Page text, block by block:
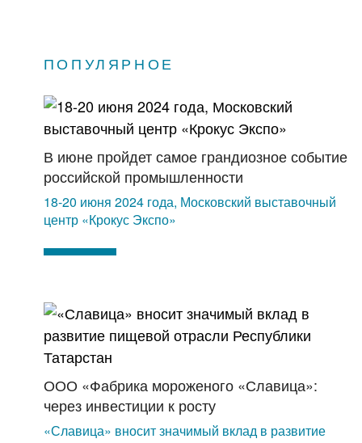
ПОПУЛЯРНОЕ
В июне пройдет самое грандиозное событие
российской промышленности
18-20 июня 2024 года, Московский выставочный
центр «Крокус Экспо»
ООО «Фабрика мороженого «Славица»:
через инвестиции к росту
«Славица» вносит значимый вклад в развитие